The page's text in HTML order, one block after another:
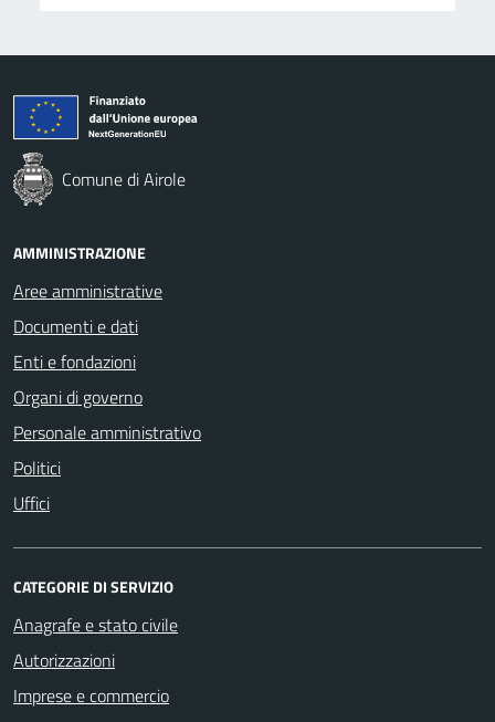
Comune di Airole
AMMINISTRAZIONE
Aree amministrative
Documenti e dati
Enti e fondazioni
Organi di governo
Personale amministrativo
Politici
Uffici
CATEGORIE DI SERVIZIO
Anagrafe e stato civile
Autorizzazioni
Imprese e commercio